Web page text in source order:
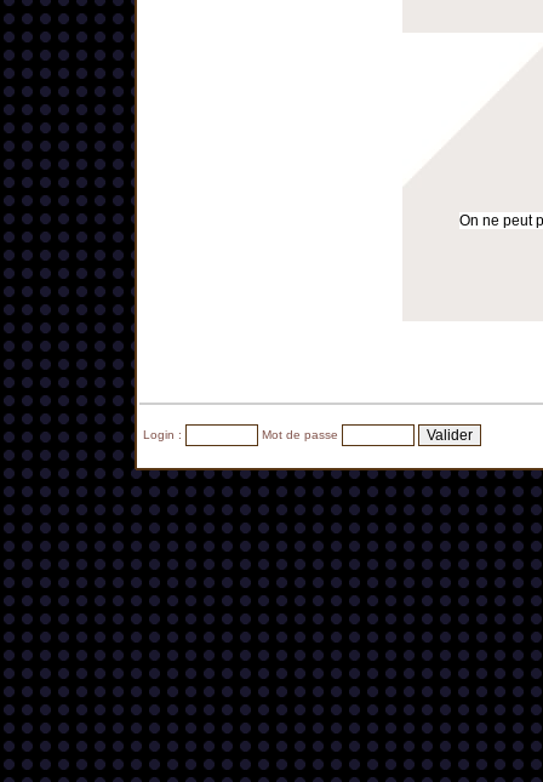
On ne peut
Login : Mot de passe